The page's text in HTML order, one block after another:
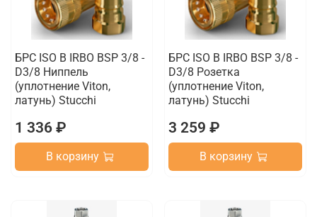
БРС ISO B IRBO BSP 3/8 -
D3/8 Ниппель
(уплотнение Viton,
латунь) Stucchi
1 336 ₽
В корзину
БРС ISO B IRBO BSP 3/8 -
D3/8 Розетка
(уплотнение Viton,
латунь) Stucchi
3 259 ₽
В корзину